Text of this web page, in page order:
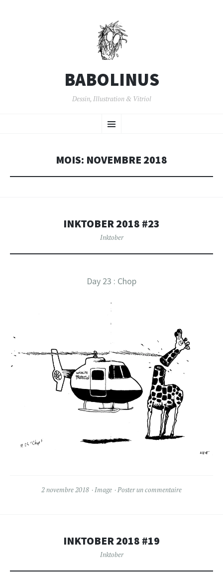
BABOLINUS
Dessin, Illustration & Vitriol
Menu
AU
MOIS: NOVEMBRE 2018
INKTOBER 2018 #23
Inktober
Day 23 : Chop
2 novembre 2018 Image Poster un commentaire
INKTOBER 2018 #19
Inktober